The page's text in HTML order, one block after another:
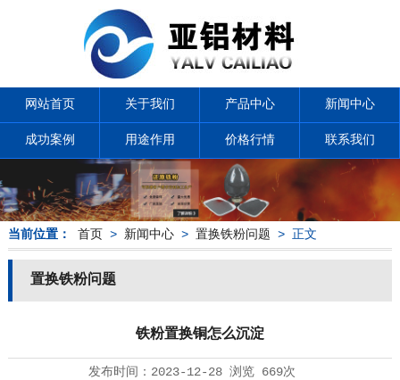
网站首页 关于我们 产品中心 新闻中心
成功案例 用途作用 价格行情 联系我们
当前位置： 首页 > 新闻中心> 置换铁粉问题 > 正文
置换铁粉问题
铁粉置换铜怎么沉淀
发布时间： 2023-12-28浏览 669次